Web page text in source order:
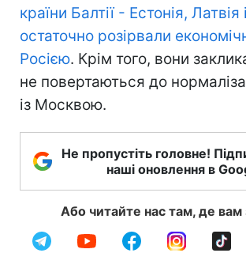
країни Балтії - Естонія,
остаточно розірвали
Росією. Крім того, вони
не повертаються до
із Москвою.
Не пропустіть головне!
наші оновлення в
Або читайте нас там, де вам